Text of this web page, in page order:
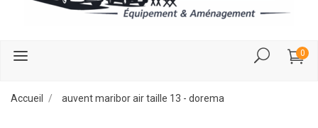
0
Accueil auvent maribor air taille 13 - dorema